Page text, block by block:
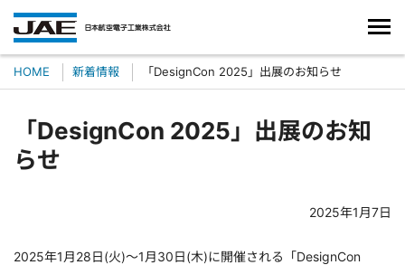
HOME 新着情報 「DesignCon 2025」出展のお知らせ
「DesignCon 2025」出展のお知
らせ
2025年1月7日
2025年1月28日(火)～1月30日(木)に開催される「DesignCon